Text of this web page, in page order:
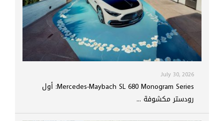
July 30, 2026
Mercedes-Maybach SL 680 Monogram Series: أول
رودستر مكشوفة ...